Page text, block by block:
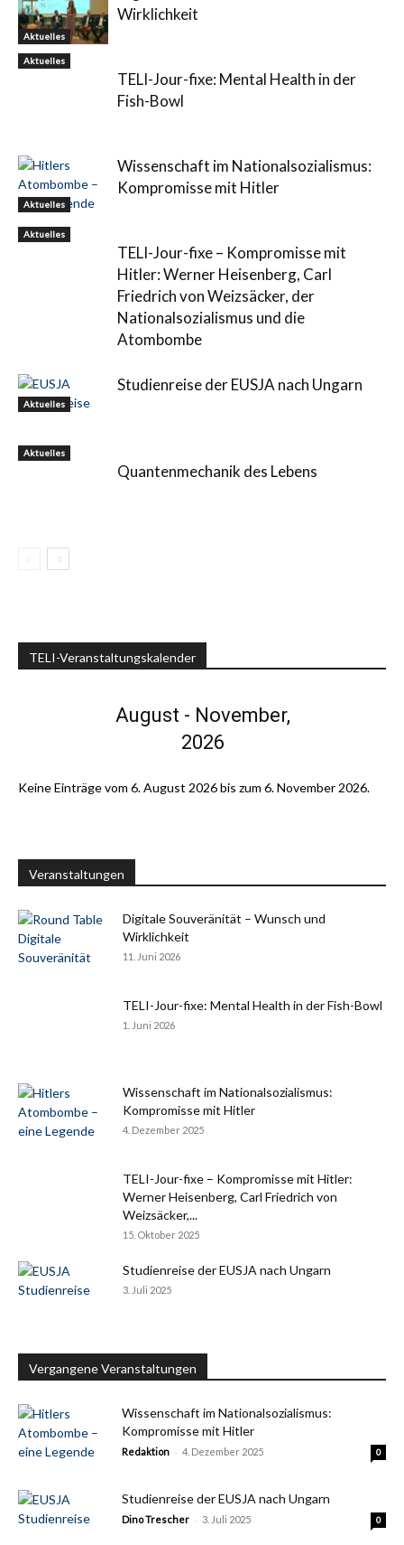
Aktuelles
Wirklichkeit
Aktuelles
TELI-Jour-fixe: Mental Health in der
Fish-Bowl
Aktuelles
Wissenschaft im Nationalsozialismus:
Kompromisse mit Hitler
Aktuelles
TELI-Jour-fixe – Kompromisse mit
Hitler: Werner Heisenberg, Carl
Friedrich von Weizsäcker, der
Nationalsozialismus und die
Atombombe
Aktuelles
Studienreise der EUSJA nach Ungarn
Aktuelles
Quantenmechanik des Lebens
TELI-Veranstaltungskalender
August - November,
2026
Keine Einträge vom 6. August 2026 bis zum 6. November 2026.
Veranstaltungen
Digitale Souveränität – Wunsch und
Wirklichkeit
11. Juni 2026
TELI-Jour-fixe: Mental Health in der Fish-Bowl
1. Juni 2026
Wissenschaft im Nationalsozialismus:
Kompromisse mit Hitler
4. Dezember 2025
TELI-Jour-fixe – Kompromisse mit Hitler:
Werner Heisenberg, Carl Friedrich von
Weizsäcker,...
15. Oktober 2025
Studienreise der EUSJA nach Ungarn
3. Juli 2025
Vergangene Veranstaltungen
Wissenschaft im Nationalsozialismus:
Kompromisse mit Hitler
Redaktion - 4. Dezember 2025 0
Studienreise der EUSJA nach Ungarn
Dino Trescher - 3. Juli 2025 0